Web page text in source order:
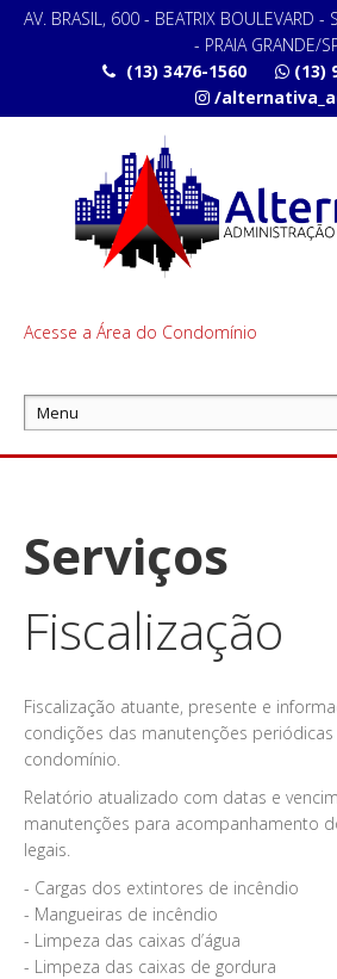
AV. BRASIL, 600 - BEATRIX BOULEVARD -
- PRAIA GRANDE/
(13) 3476-1560
(13)
/
Acesse a Área do Condomínio
Serviços
Fiscalização
Fiscalização atuante, presente e
condições das manutenções
condomínio.
Relatório atualizado com datas e
manutenções para acompanhamento
legais.
- Cargas dos extintores de incêndio
- Mangueiras de incêndio
- Limpeza das caixas d’água
- Limpeza das caixas de gordura